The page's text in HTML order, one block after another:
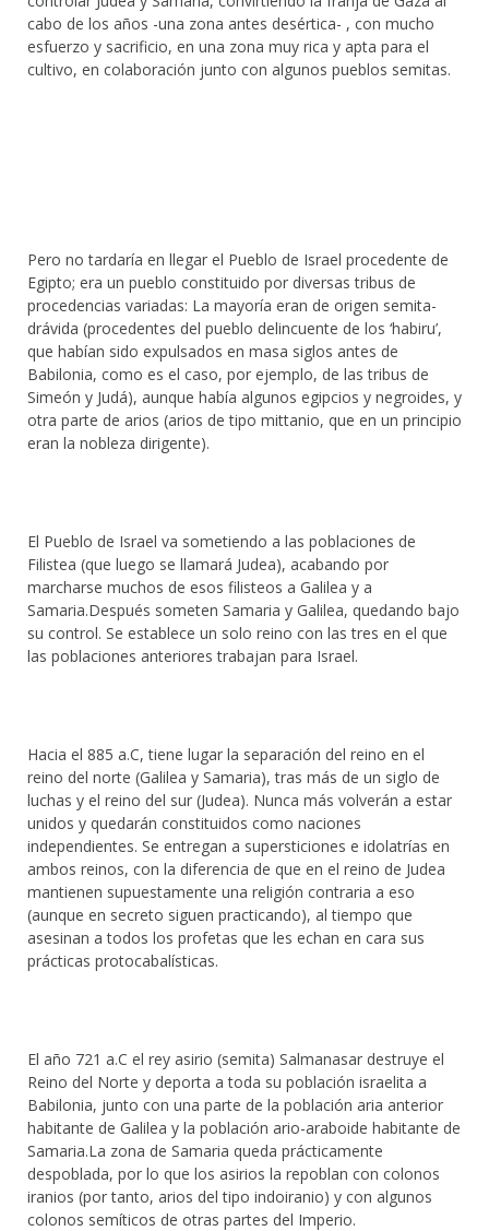
cabo de los años -una zona antes desértica- , con mucho
esfuerzo y sacrificio, en una zona muy rica y apta para el
cultivo, en colaboración junto con algunos pueblos semitas.
Pero no tardaría en llegar el Pueblo de Israel procedente de
Egipto; era un pueblo constituido por diversas tribus de
procedencias variadas: La mayoría eran de origen semita-
drávida (procedentes del pueblo delincuente de los ‘habiru’,
que habían sido expulsados en masa siglos antes de
Babilonia, como es el caso, por ejemplo, de las tribus de
Simeón y Judá), aunque había algunos egipcios y negroides, y
otra parte de arios (arios de tipo mittanio, que en un principio
eran la nobleza dirigente).
El Pueblo de Israel va sometiendo a las poblaciones de
Filistea (que luego se llamará Judea), acabando por
marcharse muchos de esos filisteos a Galilea y a
Samaria.Después someten Samaria y Galilea, quedando bajo
su control. Se establece un solo reino con las tres en el que
las poblaciones anteriores trabajan para Israel.
Hacia el 885 a.C, tiene lugar la separación del reino en el
reino del norte (Galilea y Samaria), tras más de un siglo de
luchas y el reino del sur (Judea). Nunca más volverán a estar
unidos y quedarán constituidos como naciones
independientes. Se entregan a supersticiones e idolatrías en
ambos reinos, con la diferencia de que en el reino de Judea
mantienen supuestamente una religión contraria a eso
(aunque en secreto siguen practicando), al tiempo que
asesinan a todos los profetas que les echan en cara sus
prácticas protocabalísticas.
El año 721 a.C el rey asirio (semita) Salmanasar destruye el
Reino del Norte y deporta a toda su población israelita a
Babilonia, junto con una parte de la población aria anterior
habitante de Galilea y la población ario-araboide habitante de
Samaria.La zona de Samaria queda prácticamente
despoblada, por lo que los asirios la repoblan con colonos
iranios (por tanto, arios del tipo indoiranio) y con algunos
colonos semíticos de otras partes del Imperio.